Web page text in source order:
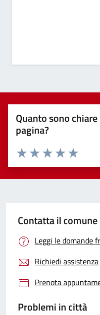
Quanto sono
pagina?
Valuta 5
Valuta 4
Valuta 3 stelle
Valuta 2 stelle su 5
Valuta 1 stelle su 5
Contatta il comune
Leggi le domande
Richiedi assistenza
Prenota
Problemi in città